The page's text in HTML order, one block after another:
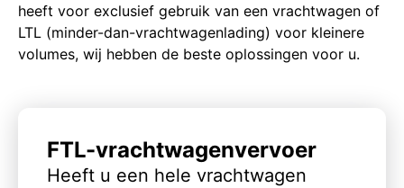
heeft voor exclusief gebruik van een vrachtwagen of
LTL (minder-dan-vrachtwagenlading) voor kleinere
volumes, wij hebben de beste oplossingen voor u.
FTL-vrachtwagenvervoer
Heeft u een hele vrachtwagen